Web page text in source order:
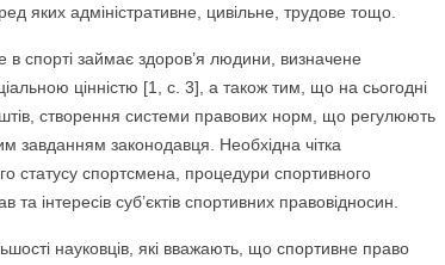
яких адміністративне, цивільне, трудове тощо.
в спорті займає здоров’я людини, визначене
цінністю [1, с. 3], а також тим, що на сьогодні
створення системи правових норм, що регулюють
завданням законодавця. Необхідна чітка
статусу спортсмена, процедури спортивного
інтересів суб’єктів спортивних правовідносин.
науковців, які вважають, що спортивне право